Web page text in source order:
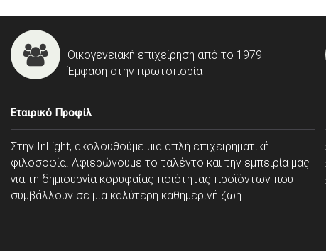
Οικογενειακή επιχείρηση από το 1979
Έμφαση στην πρωτοπορία
Εταιρικό Προφίλ
Στην InLight, ακολουθούμε μια απλή επιχειρηματική
φιλοσοφία. Αφιερώνουμε το ταλέντο και την εμπειρία μας
για τη δημιουργία κορυφαίας ποιότητας προϊόντων που
συμβάλλουν σε μια καλύτερη καθημερινή ζωή.